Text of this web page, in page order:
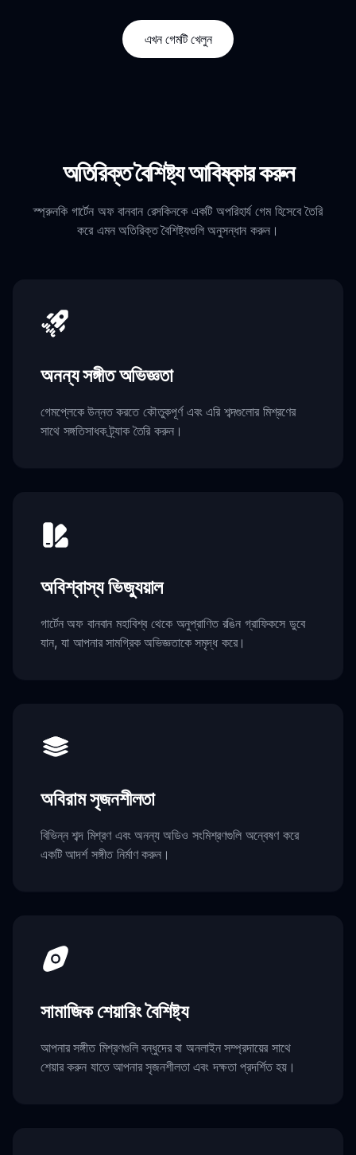
এখন গেমটি খেলুন
অতিরিক্ত বৈশিষ্ট্য আবিষ্কার করুন
স্প্রুনকি গার্টেন অফ বানবান রেসকিনকে একটি অপরিহার্য গেম হিসেবে তৈরি
করে এমন অতিরিক্ত বৈশিষ্ট্যগুলি অনুসন্ধান করুন।
অনন্য সঙ্গীত অভিজ্ঞতা
গেমপ্লেকে উন্নত করতে কৌতুকপূর্ণ এবং এরি শব্দগুলোর মিশ্রণের
সাথে সঙ্গতিসাধক ট্র্যাক তৈরি করুন।
অবিশ্বাস্য ভিজ্যুয়াল
গার্টেন অফ বানবান মহাবিশ্ব থেকে অনুপ্রাণিত রঙিন গ্রাফিকসে ডুবে
যান, যা আপনার সামগ্রিক অভিজ্ঞতাকে সমৃদ্ধ করে।
অবিরাম সৃজনশীলতা
বিভিন্ন শব্দ মিশ্রণ এবং অনন্য অডিও সংমিশ্রণগুলি অন্বেষণ করে
একটি আদর্শ সঙ্গীত নির্মাণ করুন।
সামাজিক শেয়ারিং বৈশিষ্ট্য
আপনার সঙ্গীত মিশ্রণগুলি বন্ধুদের বা অনলাইন সম্প্রদায়ের সাথে
শেয়ার করুন যাতে আপনার সৃজনশীলতা এবং দক্ষতা প্রদর্শিত হয়।